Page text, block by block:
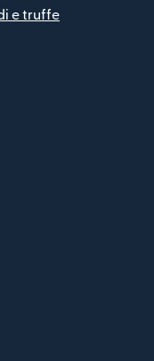
e truffe
finestra)finestra)
nuova finestra)